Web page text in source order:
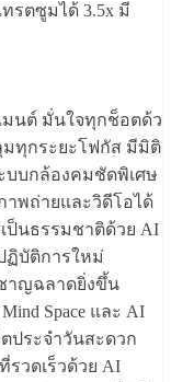
รตซูมได้ 3.5x มี
มนต์ มั่นใจทุกช็อตด้ว
ทุกระยะโฟกัส มีมิติ
บบกล้องคมชัดพิเศษ
าพถ่ายและวิดีโอได้
ป็นธรรมชาติด้วย AI
ฏิบัติการใหม่
ชาญฉลาดยิ่งขึ้น
Space และ AI
ประจำวันสะดวก
วดเร็วด้วย AI